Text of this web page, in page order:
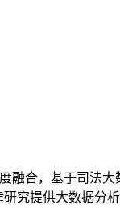
融合，基于司法
研究提供大数据分